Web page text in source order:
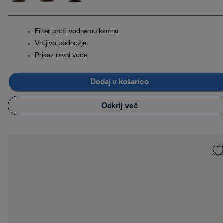
Filter proti vodnemu kamnu
Vrtljivo podnožje
Prikaz ravni vode
Dodaj v košarico
Odkrij več